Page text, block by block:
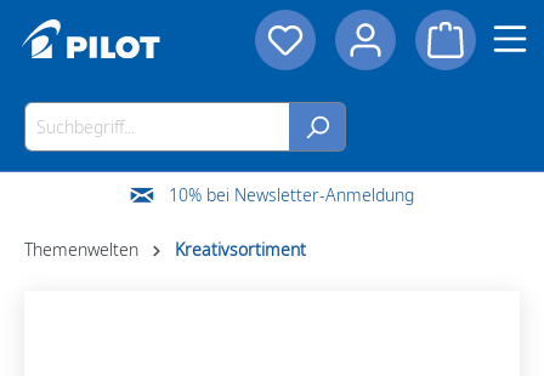
10% bei Newsletter-Anmeldung
Themenwelten Kreativsortiment